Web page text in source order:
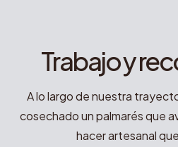
Trabajo y
A lo largo de nuestra
cosechado un palmarés que
hacer artesanal